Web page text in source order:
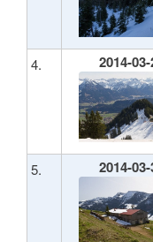
4. 2014-03-
5. 2014-